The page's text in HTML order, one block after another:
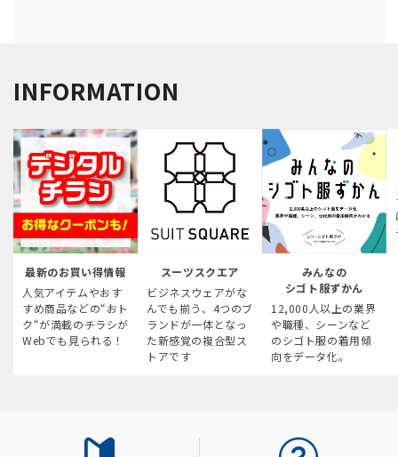
INFORMATION
最新のお買い得情報
人気アイテムやおす
すめ商品などの“おト
ク“が満載のチラシが
Webでも見られる！
スーツスクエア
ビジネスウェアがな
んでも揃う、4つのブ
ランドが一体となっ
た新感覚の複合型ス
トアです
みんなの
シゴト服ずかん
12,000人以上の業界
や職種、シーンなど
のシゴト服の着用傾
向をデータ化。